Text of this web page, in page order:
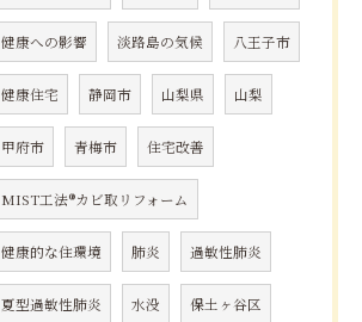
健康への影響 淡路島の気候 八王子市
健康住宅 静岡市 山梨県 山梨
甲府市 青梅市 住宅改善
MIST工法®カビ取リフォーム
健康的な住環境 肺炎 過敏性肺炎
夏型過敏性肺炎 水没 保土ヶ谷区